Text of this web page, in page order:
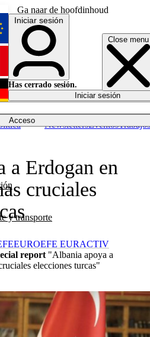
Ga naar de hoofdinhoud
Close menu
Acceso
y transporte
NewslettersEventosTrabajos
English
Français
Iniciar sesión
Has cerrado sesión.
Iniciar sesión
a Erdogan en
cruciales
EUROEFE EURACTIV
report "Albania apoya a
elecciones turcas"